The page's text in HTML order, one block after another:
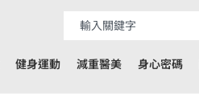
健身運動 減重醫美 身心密碼